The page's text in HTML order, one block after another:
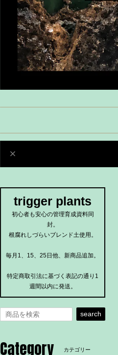
trigger plants
初心者も安心の管理育成資料同
封。
根腐れしづらいブレンド土使用。
毎月1、15、25日他、新商品追加。
特定商取引法に基づく表記の通り1
週間以内に発送。
search
Category カテゴリー